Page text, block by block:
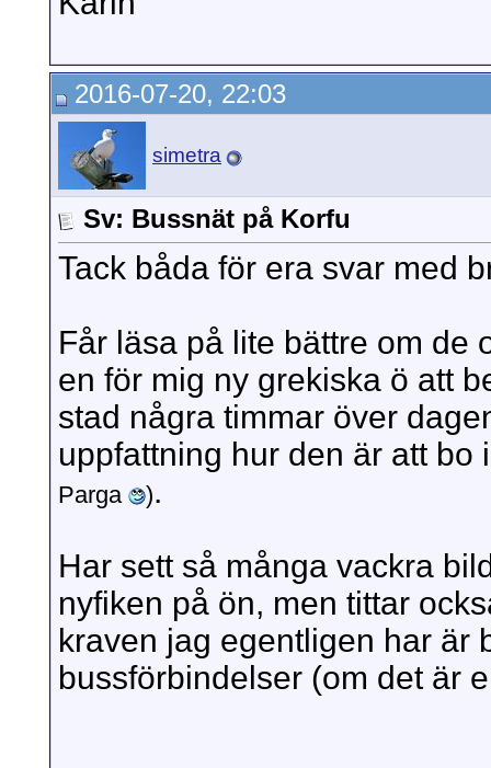
2016-07-20, 22:03
simetra
Sv: Bussnät på Korfu
Tack båda för era svar med
Får läsa på lite bättre om de
en för mig ny grekiska ö att
stad några timmar över
uppfattning hur den är att bo
Parga ).
Har sett så många vackra
nyfiken på ön, men tittar
kraven jag egentligen har är
bussförbindelser (om det är